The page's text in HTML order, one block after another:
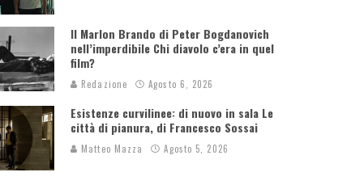
Il Marlon Brando di Peter Bogdanovich
nell’imperdibile Chi diavolo c’era in quel
film?
Redazione Agosto 6, 2026
Esistenze curvilinee: di nuovo in sala Le
città di pianura, di Francesco Sossai
Matteo Mazza Agosto 5, 2026